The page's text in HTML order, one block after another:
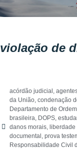
violação de
acórdão judicial ,
da União, condenação
Departamento de
brasileira, DOPS,
danos morais,
documental , prova
Responsabilidade Civil